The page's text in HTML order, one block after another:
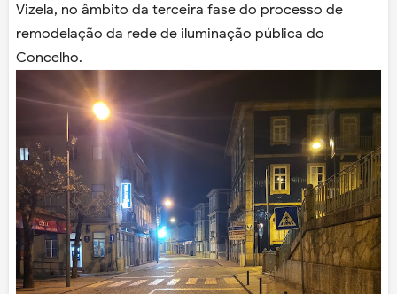
Vizela, no âmbito da terceira fase do processo de
remodelação da rede de iluminação pública do
Concelho.